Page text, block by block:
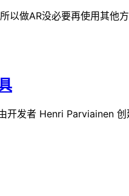
做AR没必要再使用其
发者 Henri Parviainen